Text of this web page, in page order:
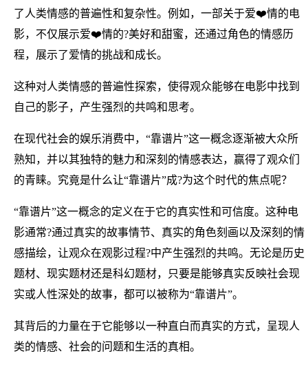
了人类情感的普遍性和复杂性。例如，一部关于爱❤️情的电
影，不仅展示爱❤️情的?美好和甜蜜，还通过角色的情感历
程，展示了爱情的挑战和成长。
这种对人类情感的普遍性探索，使得观众能够在电影中找到
自己的影子，产生强烈的共鸣和思考。
在现代社会的娱乐消费中，“靠谱片”这一概念逐渐被大众所
熟知，并以其独特的魅力和深刻的情感表达，赢得了观众们
的青睐。究竟是什么让“靠谱片”成?为这个时代的焦点呢？
“靠谱片”这一概念的定义在于它的真实性和可信度。这种电
影通常?通过真实的故事情节、真实的角色刻画以及深刻的情
感描绘，让观众在观影过程?中产生强烈的共鸣。无论是历史
题材、现实题材还是科幻题材，只要是能够真实反映社会现
实或人性深处的故事，都可以被称为“靠谱片”。
其背后的力量在于它能够以一种直白而真实的方式，呈现人
类的情感、社会的问题和生活的真相。